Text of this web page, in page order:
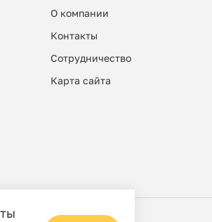
О компании
Контакты
Сотрудничество
Карта сайта